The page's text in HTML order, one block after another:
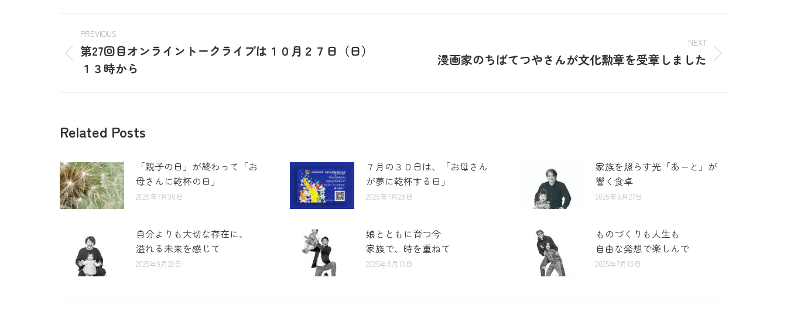
PREVIOUS
第27回目オンライントークライブは１０月２７日（日）
１３時から
NEXT
漫画家のちばてつやさんが文化勲章を受章しました
Related Posts
「親子の日」が終わって「お
母さんに乾杯の日」
2026年7月30日
７月の３０日は、「お母さん
が夢に乾杯する日」
2026年7月28日
家族を照らす光「あーと」が
響く食卓
2026年6月27日
自分よりも大切な存在に、
溢れる未来を感じて
2025年9月22日
娘とともに育つ今
家族で、時を重ねて
2025年8月13日
ものづくりも人生も
自由な発想で楽しんで
2025年7月13日